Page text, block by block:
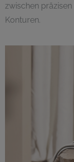
zwischen
Konturen.